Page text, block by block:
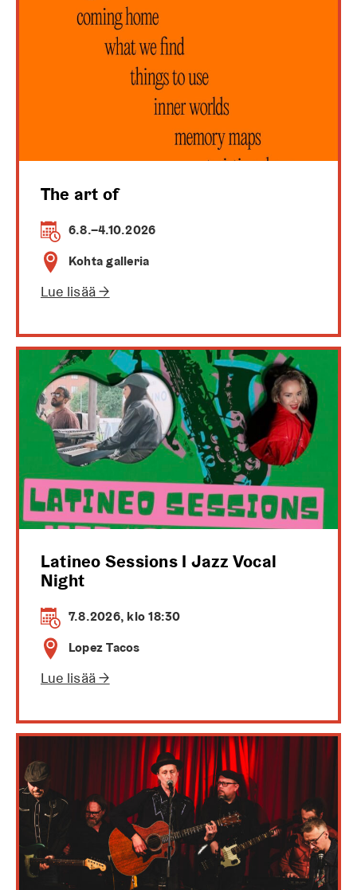
The art of
6.8.–4.10.2026
Kohta galleria
Lue lisää →
Latineo Sessions I Jazz Vocal
Night
7.8.2026, klo 18:30
Lopez Tacos
Lue lisää →